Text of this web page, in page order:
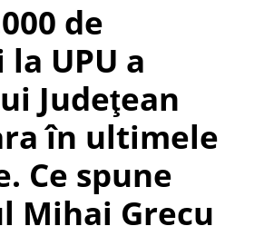
de
UPU a
Judeţean
în ultimele
Ce spune
Mihai Grecu